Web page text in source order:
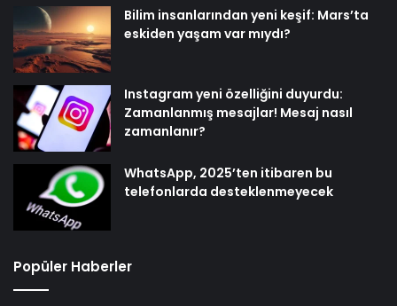
Bilim insanlarından yeni keşif: Mars’ta
eskiden yaşam var mıydı?
Instagram yeni özelliğini duyurdu:
Zamanlanmış mesajlar! Mesaj nasıl
zamanlanır?
WhatsApp, 2025’ten itibaren bu
telefonlarda desteklenmeyecek
Popüler Haberler